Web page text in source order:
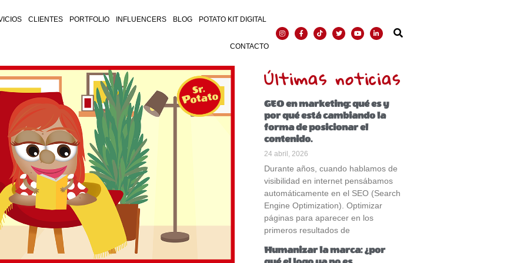
CLIENTES PORTFOLIO INFLUENCERS BLOG POTATO KIT DIGITAL
CONTACTO
Últimas noticias
GEO en marketing: qué es y
por qué está cambiando la
forma de posicionar el
contenido.
24 abril, 2026
Durante años, cuando hablamos de
visibilidad en internet pensábamos
automáticamente en el SEO (Search
Engine Optimization). Optimizar
páginas para aparecer en los
primeros resultados de
Humanizar la marca: ¿por